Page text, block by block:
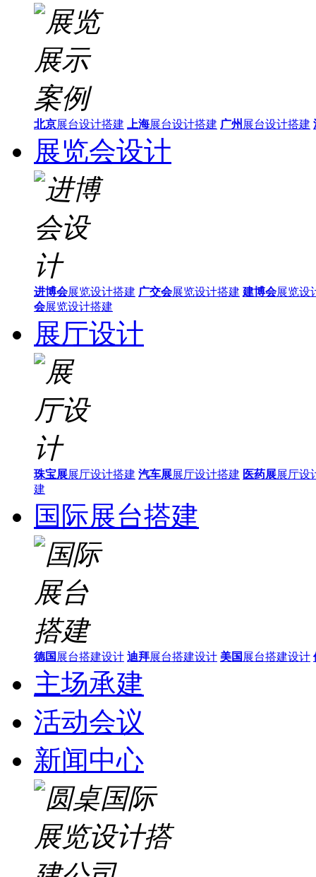
北京展台设计搭建 上海展台设计搭建 广州 展台设计搭建
展览会设计
进博会展览设计搭建 广交会展览设计搭建 建博会展览设
会展览设计搭建
展厅设计
珠宝展展厅设计搭建 汽车展展厅设计搭建 医药展展厅设
建
国际展台搭建
德国 展台搭建设计 迪拜展台搭建设计 美国 展台搭建设计
主场承建
活动会议
新闻中心